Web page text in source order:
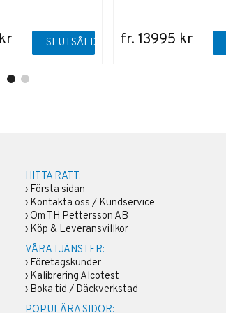
SLUTSÅLD fr. 13995 kr
HITTA RÄTT:
› Första sidan
› Kontakta oss / Kundservice
› Om TH Pettersson AB
› Köp & Leveransvillkor
VÅRA TJÄNSTER:
› Företagskunder
› Kalibrering Alcotest
› Boka tid / Däckverkstad
POPULÄRA SIDOR: